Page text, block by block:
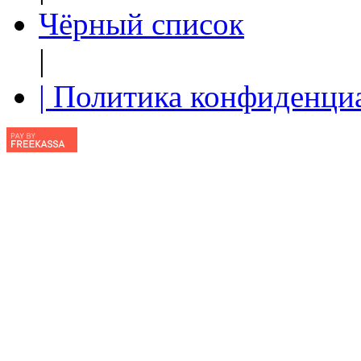
Чёрный список
|
| Политика